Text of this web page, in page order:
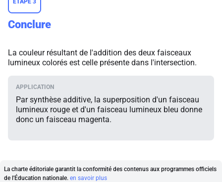
Conclure
La couleur résultant de l'addition des deux faisceaux
lumineux colorés est celle présente dans l'intersection.
Par synthèse additive, la superposition d'un faisceau
lumineux rouge et d'un faisceau lumineux bleu donne
donc un faisceau magenta.
La charte éditoriale garantit la conformité des contenus aux programmes officiels
de l'Éducation nationale. en savoir plus